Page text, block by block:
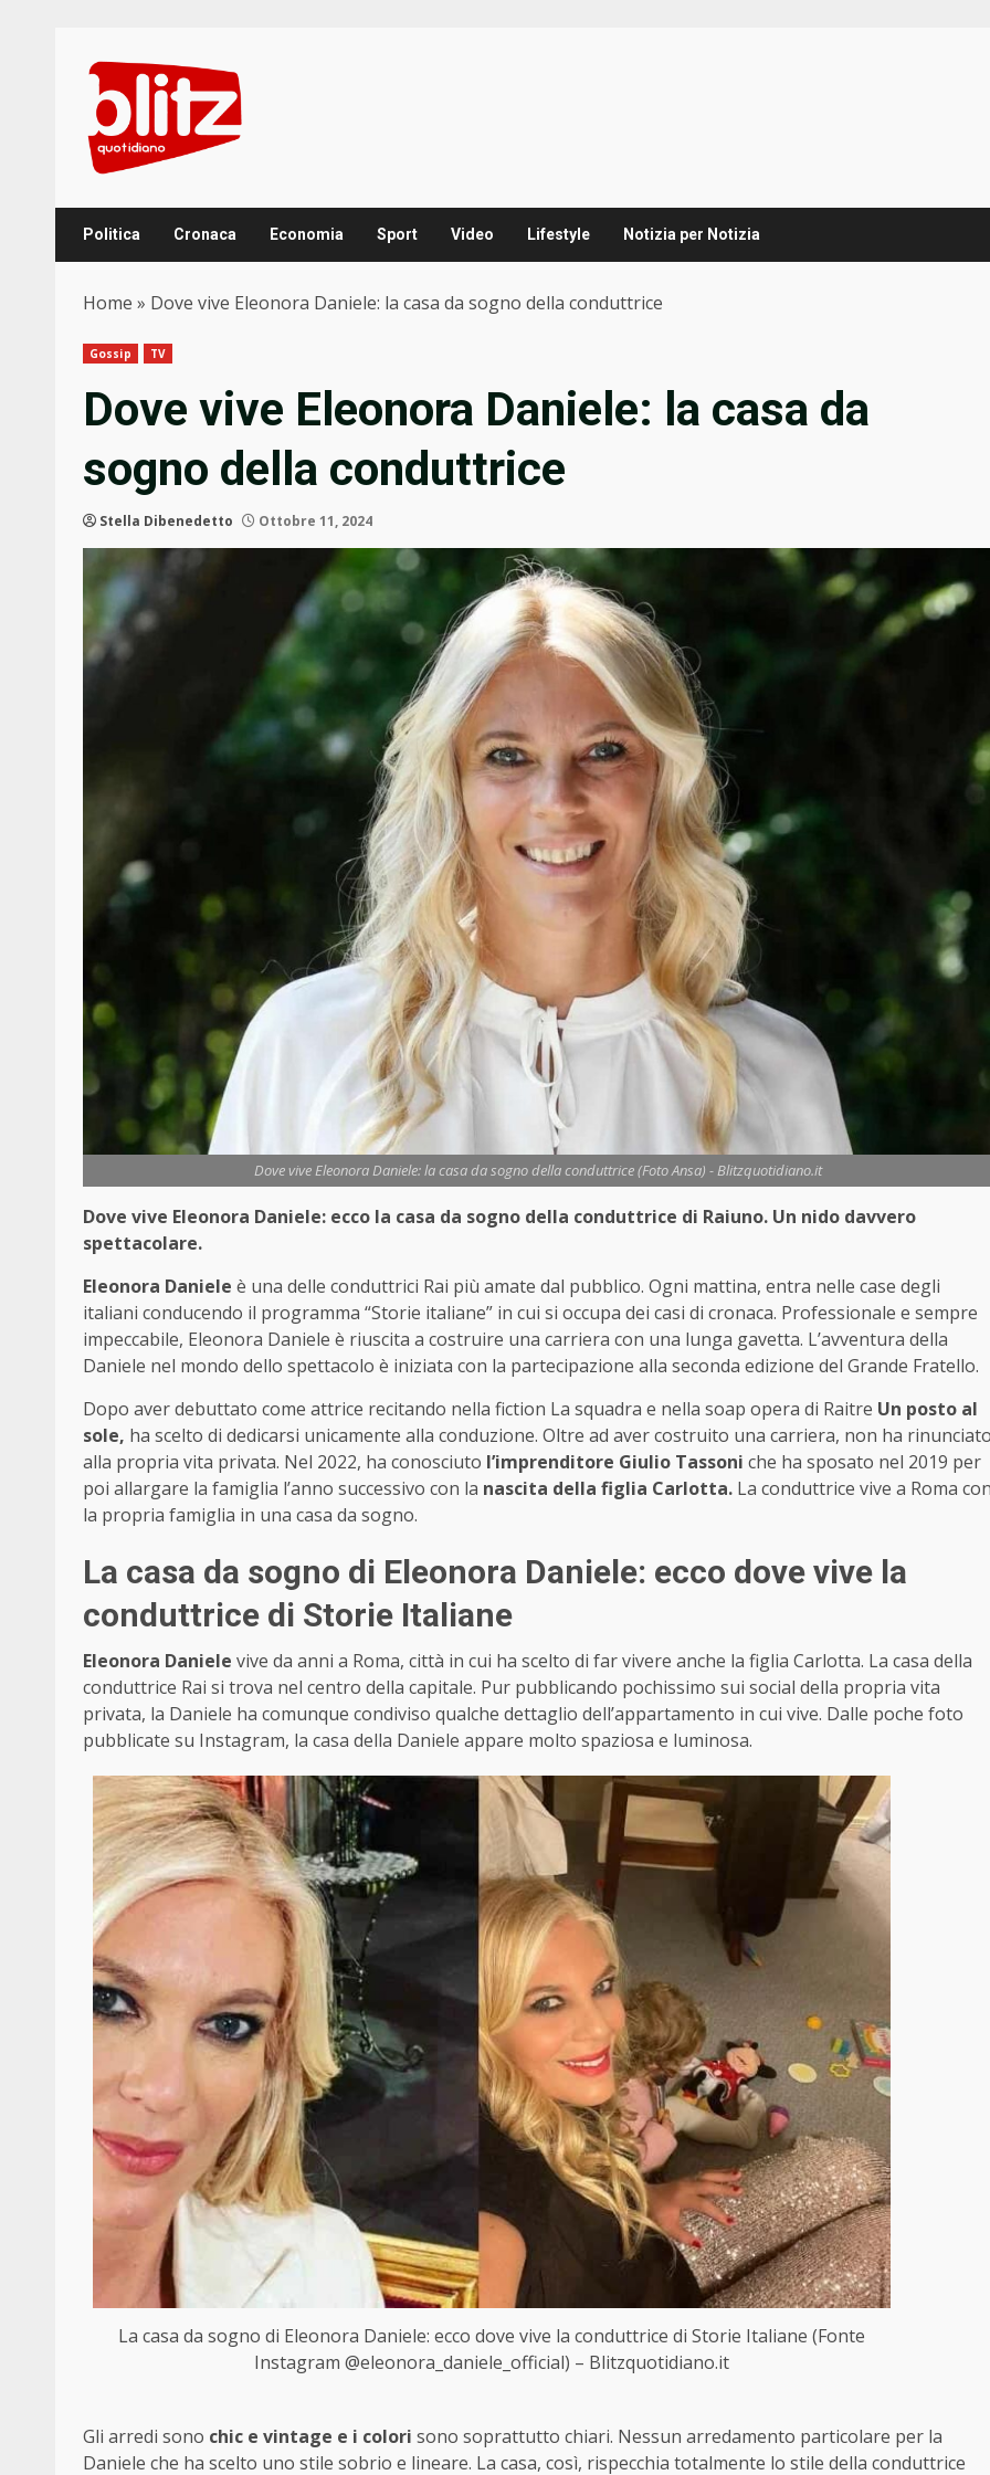
content
Politica Cronaca Economia Sport Video Lifestyle Notizia per Notizia
Home » Dove vive Eleonora Daniele: la casa da sogno della conduttrice
Gossip TV
Dove vive Eleonora Daniele: la casa da
sogno della conduttrice
Stella Dibenedetto Ottobre 11, 2024
Dove vive Eleonora Daniele: la casa da sogno della conduttrice (Foto Ansa) - Blitzquotidiano.it
Dove vive Eleonora Daniele: ecco la casa da sogno della conduttrice di Raiuno. Un nido davvero
spettacolare.
Eleonora Daniele è una delle conduttrici Rai più amate dal pubblico. Ogni mattina, entra nelle case degli
italiani conducendo il programma “Storie italiane” in cui si occupa dei casi di cronaca. Professionale e sempre
impeccabile, Eleonora Daniele è riuscita a costruire una carriera con una lunga gavetta. L’avventura della
Daniele nel mondo dello spettacolo è iniziata con la partecipazione alla seconda edizione del Grande Fratello.
Dopo aver debuttato come attrice recitando nella fiction La squadra e nella soap opera di Raitre Un posto al
sole, ha scelto di dedicarsi unicamente alla conduzione. Oltre ad aver costruito una carriera, non ha
alla propria vita privata. Nel 2022, ha conosciuto l’imprenditore Giulio Tassoni che ha sposato nel 2019 per
poi allargare la famiglia l’anno successivo con la nascita della figlia Carlotta. La conduttrice vive a Roma
la propria famiglia in una casa da sogno.
La casa da sogno di Eleonora Daniele: ecco dove vive la
conduttrice di Storie Italiane
Eleonora Daniele vive da anni a Roma, città in cui ha scelto di far vivere anche la figlia Carlotta. La casa della
conduttrice Rai si trova nel centro della capitale. Pur pubblicando pochissimo sui social della propria vita
privata, la Daniele ha comunque condiviso qualche dettaglio dell’appartamento in cui vive. Dalle poche foto
pubblicate su Instagram, la casa della Daniele appare molto spaziosa e luminosa.
La casa da sogno di Eleonora Daniele: ecco dove vive la conduttrice di Storie Italiane (Fonte
Instagram @eleonora_daniele_official) – Blitzquotidiano.it
Gli arredi sono chic e vintage e i colori sono soprattutto chiari. Nessun arredamento particolare per la
Daniele che ha scelto uno stile sobrio e lineare. La casa, così, rispecchia totalmente lo stile della conduttrice